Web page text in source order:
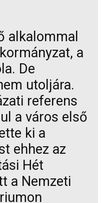
alkalommal
a
De
utoljára.
referens
a város első
ki a
ehhez az
Hét
a Nemzeti